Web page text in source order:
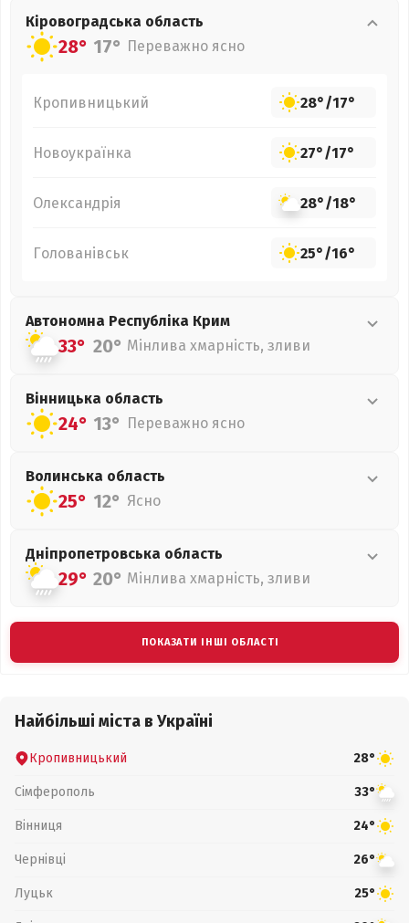
Кіровоградська область
28° 17° Переважно ясно
Кропивницький 28°/17°
Новоукраїнка 27°/17°
Олександрія 28°/18°
Голованівськ 25°/16°
Автономна Республіка Крим
33° 20° Мінлива хмарність, зливи
Вінницька область
24° 13° Переважно ясно
Волинська область
25° 12° Ясно
Дніпропетровська область
29° 20° Мінлива хмарність, зливи
ПОКАЗАТИ ІНШІ ОБЛАСТІ
Найбільші міста в Україні
Кропивницький 28°
Сімферополь 33°
Вінниця 24°
Чернівці 26°
Луцьк 25°